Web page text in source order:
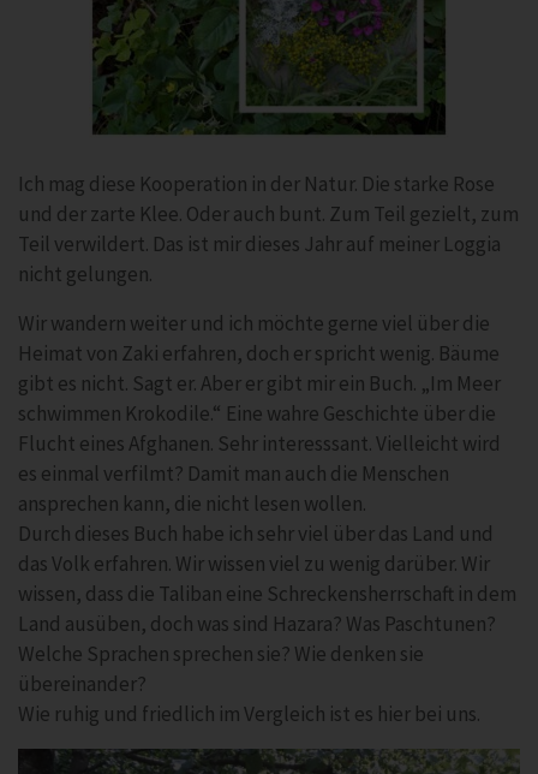
Ich mag diese Kooperation in der Natur. Die starke Rose
und der zarte Klee. Oder auch bunt. Zum Teil gezielt, zum
Teil verwildert. Das ist mir dieses Jahr auf meiner Loggia
nicht gelungen.
Wir wandern weiter und ich möchte gerne viel über die
Heimat von Zaki erfahren, doch er spricht wenig. Bäume
gibt es nicht. Sagt er. Aber er gibt mir ein Buch. „Im Meer
schwimmen Krokodile.“ Eine wahre Geschichte über die
Flucht eines Afghanen. Sehr interesssant. Vielleicht wird
es einmal verfilmt? Damit man auch die Menschen
ansprechen kann, die nicht lesen wollen.
Durch dieses Buch habe ich sehr viel über das Land und
das Volk erfahren. Wir wissen viel zu wenig darüber. Wir
wissen, dass die Taliban eine Schreckensherrschaft in dem
Land ausüben, doch was sind Hazara? Was Paschtunen?
Welche Sprachen sprechen sie? Wie denken sie
übereinander?
Wie ruhig und friedlich im Vergleich ist es hier bei uns.